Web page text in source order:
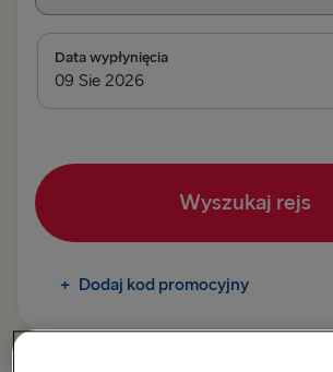
Data wypłynięcia
Wyszukaj rejs
+ Dodaj kod promocyjny